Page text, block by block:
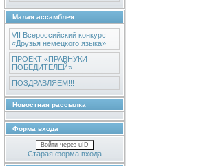
Малая ассамблея
VII Всероссийский конкурс
«Друзья немецкого языка»
ПРОЕКТ «ПРАВНУКИ
ПОБЕДИТЕЛЕЙ»
ПОЗДРАВЛЯЕМ!!!
Новостная рассылка
Форма входа
Войти через uID
Старая форма входа